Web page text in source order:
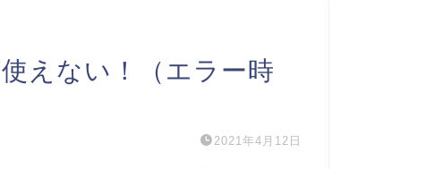
えない！（エラー時
2021年4月12日